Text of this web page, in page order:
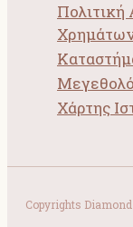
Χάρτης
Copyrights